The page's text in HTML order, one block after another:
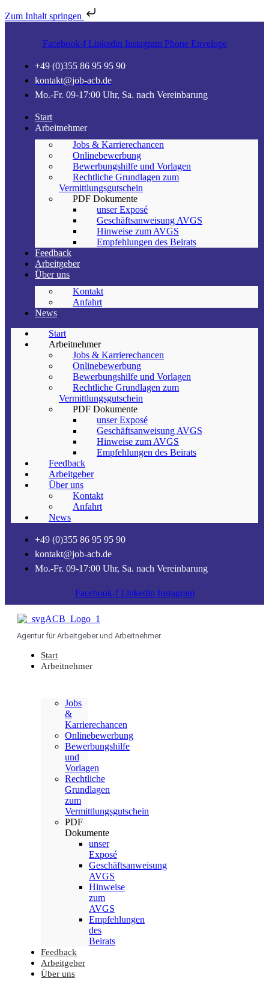
Zum Inhalt springen
Facebook-f Linkedin Instagram Phone Envelope
+49 (0)355 86 95 95 90
kontakt@job-acb.de
Mo.-Fr. 09-17:00 Uhr, Sa. nach Vereinbarung
Start
Arbeitnehmer
Jobs & Karrierechancen
Onlinebewerbung
Bewerbungshilfe und Vorlagen
Rechtliche Grundlagen zum
Vermittlungsgutschein
PDF Dokumente
unser Exposé
Geschäftsanweisung AVGS
Hinweise zum AVGS
Empfehlungen des Beirats
Feedback
Arbeitgeber
Über uns
Kontakt
Anfahrt
News
Start
Arbeitnehmer
Jobs & Karrierechancen
Onlinebewerbung
Bewerbungshilfe und Vorlagen
Rechtliche Grundlagen zum
Vermittlungsgutschein
PDF Dokumente
unser Exposé
Geschäftsanweisung AVGS
Hinweise zum AVGS
Empfehlungen des Beirats
Feedback
Arbeitgeber
Über uns
Kontakt
Anfahrt
News
+49 (0)355 86 95 95 90
kontakt@job-acb.de
Mo.-Fr. 09-17:00 Uhr, Sa. nach Vereinbarung
Facebook-f Linkedin Instagram
Agentur für Arbeitgeber und Arbeitnehmer
Start
Arbeitnehmer
Jobs
&
Karrierechancen
Onlinebewerbung
Bewerbungshilfe
und
Vorlagen
Rechtliche
Grundlagen
zum
Vermittlungsgutschein
PDF
Dokumente
unser
Exposé
Geschäftsanweisung
AVGS
Hinweise
zum
AVGS
Empfehlungen
des
Beirats
Feedback
Arbeitgeber
Über uns